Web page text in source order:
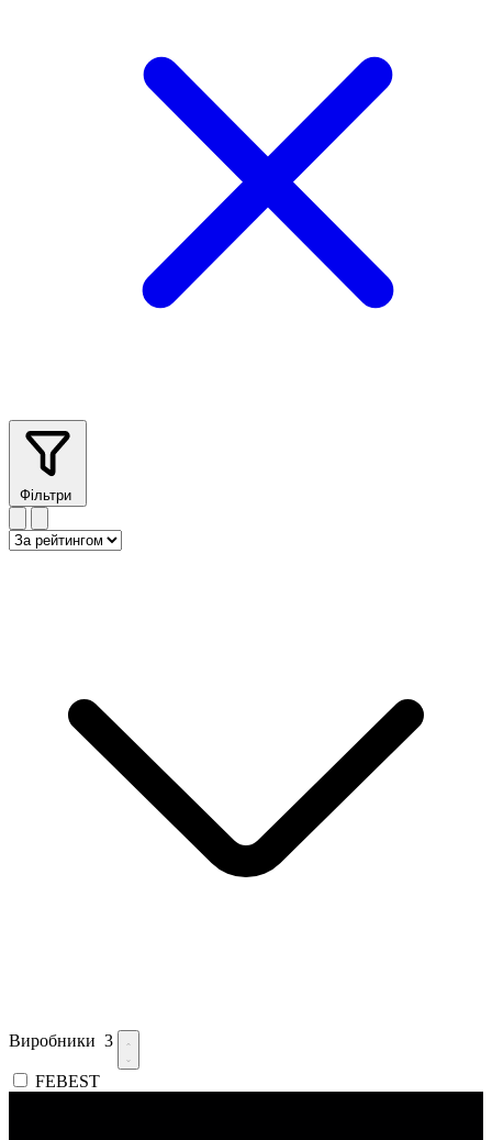
Фільтри
Виробники 3
FEBEST